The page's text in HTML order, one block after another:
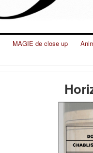
MAGIE de close up